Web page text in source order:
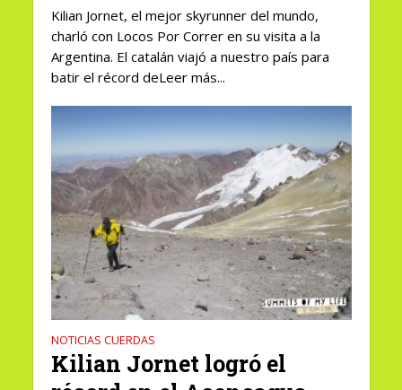
Kilian Jornet, el mejor skyrunner del mundo,
charló con Locos Por Correr en su visita a la
Argentina. El catalán viajó a nuestro país para
batir el récord deLeer más...
NOTICIAS CUERDAS
Kilian Jornet logró el